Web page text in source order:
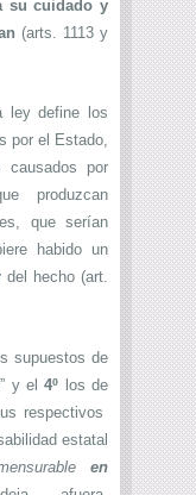
su cuidado y
(arts. 1113 y
define los
por el Estado,
causados por
produzcan
que serían
habido un
del hecho (art.
supuestos de
” y el4º los de
respectivos
estatal
en